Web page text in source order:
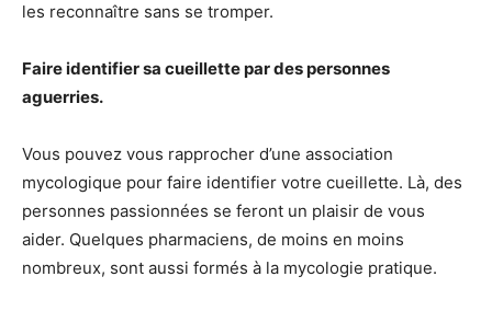
les reconnaître sans se tromper.
Faire identifier sa cueillette par des personnes
aguerries.
Vous pouvez vous rapprocher d’une association
mycologique pour faire identifier votre cueillette. Là, des
personnes passionnées se feront un plaisir de vous
aider. Quelques pharmaciens, de moins en moins
nombreux, sont aussi formés à la mycologie pratique.